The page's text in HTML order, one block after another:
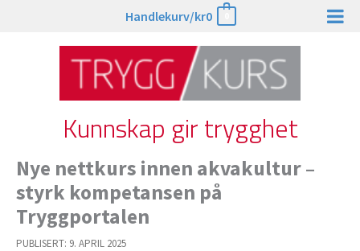
Handlekurv/kr0
Kunnskap gir trygghet
Nye nettkurs innen akvakultur –
styrk kompetansen på
Tryggportalen
PUBLISERT: 9. APRIL 2025